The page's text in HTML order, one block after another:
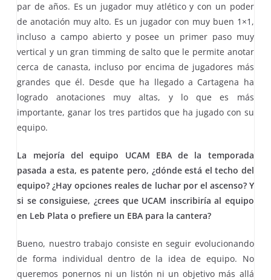
par de años. Es un jugador muy atlético y con un poder
de anotación muy alto. Es un jugador con muy buen 1×1,
incluso a campo abierto y posee un primer paso muy
vertical y un gran timming de salto que le permite anotar
cerca de canasta, incluso por encima de jugadores más
grandes que él. Desde que ha llegado a Cartagena ha
logrado anotaciones muy altas, y lo que es más
importante, ganar los tres partidos que ha jugado con su
equipo.
La mejoría del equipo UCAM EBA de la temporada
pasada a esta, es patente pero, ¿dónde está el techo del
equipo? ¿Hay opciones reales de luchar por el ascenso? Y
si se consiguiese, ¿crees que UCAM inscribiría al equipo
en Leb Plata o prefiere un EBA para la cantera?
Bueno, nuestro trabajo consiste en seguir evolucionando
de forma individual dentro de la idea de equipo. No
queremos ponernos ni un listón ni un objetivo más allá